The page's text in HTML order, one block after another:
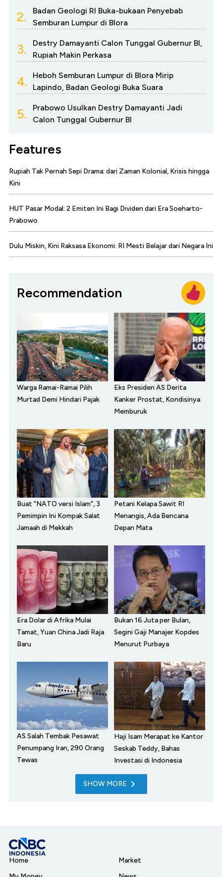
2.
Badan Geologi RI Buka-bukaan Penyebab
Semburan Lumpur di Blora
3.
Destry Damayanti Calon Tunggal Gubernur BI,
Rupiah Makin Perkasa
4.
Heboh Semburan Lumpur di Blora Mirip
Lapindo, Badan Geologi Buka Suara
5.
Prabowo Usulkan Destry Damayanti Jadi
Calon Tunggal Gubernur BI
Features
Rupiah Tak Pernah Sepi Drama: dari Zaman Kolonial, Krisis hingga
Kini
HUT Pasar Modal: 2 Emiten Ini Bagi Dividen dari Era Soeharto-
Prabowo
Dulu Miskin, Kini Raksasa Ekonomi: RI Mesti Belajar dari Negara Ini
Recommendation
Warga Ramai-Ramai Pilih
Murtad Demi Hindari Pajak
Eks Presiden AS Derita
Kanker Prostat, Kondisinya
Memburuk
Buat "NATO versi Islam", 3
Pemimpin Ini Kompak Salat
Jamaah di Mekkah
Petani Kelapa Sawit RI
Menangis, Ada Bencana
Depan Mata
Era Dolar di Afrika Mulai
Tamat, Yuan China Jadi Raja
Baru
Bukan 16 Juta per Bulan,
Segini Gaji Manajer Kopdes
Menurut Purbaya
AS Salah Tembak Pesawat
Penumpang Iran, 290 Orang
Tewas
Haji Isam Merapat ke Kantor
Seskab Teddy, Bahas
Investasi di Indonesia
SHOW MORE
Home
Market